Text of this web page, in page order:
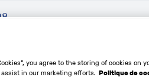
you agree to the storing of cookies on
in our marketing efforts. Politique de